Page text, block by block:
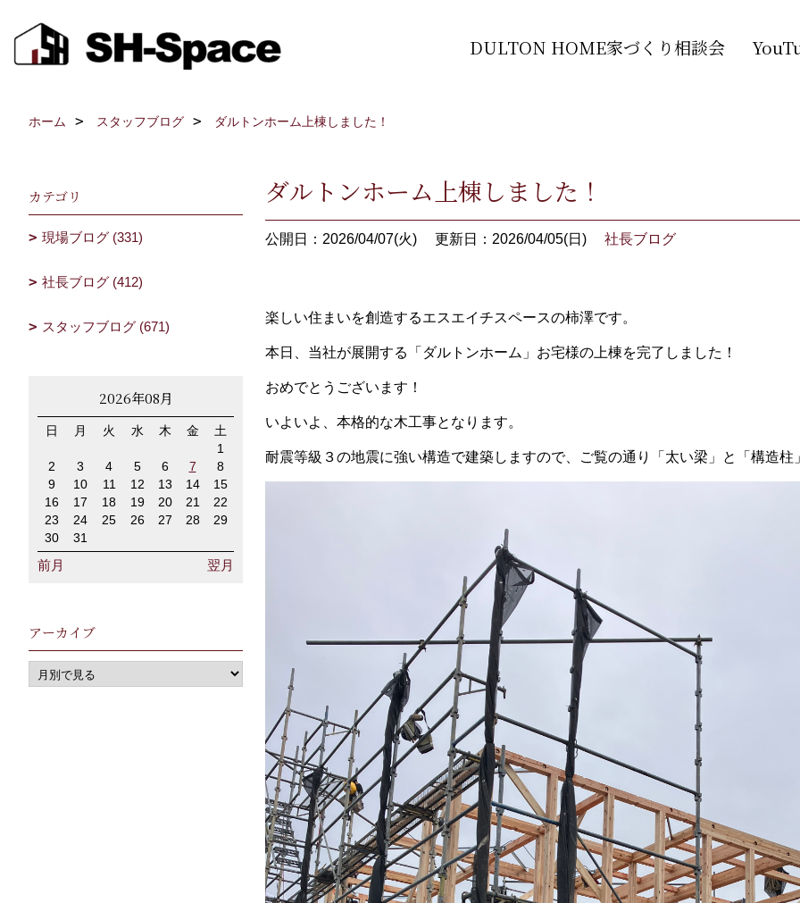
DULTON HOME家づくり相談会
ホーム スタッフブログ ダルトンホーム上棟しました！
ダルトンホーム上棟しました！
公開日：2026/04/07(火) 更新日：2026/04/05(日) 社長ブログ
楽しい住まいを創造するエスエイチスペースの柿澤です。
本日、当社が展開する「ダルトンホーム」お宅様の上棟を完了しました！
おめでとうございます！
いよいよ、本格的な木工事となります。
耐震等級３の地震に強い構造で建築しますので、ご覧の通り「太い梁」と「構造
カテゴリ
現場ブログ (331)
社長ブログ (412)
スタッフブログ (671)
2026年08月
日 月 火 水 木 金
土
1
2
3 4 5 6 7
8
9
10 11 12 13 14
15
16
17 18 19 20 21
22
23
24 25 26 27 28
29
30
31
前月 翌月
アーカイブ